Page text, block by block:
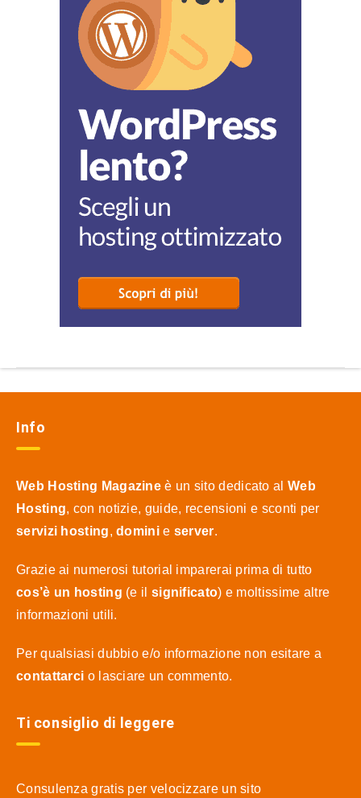
Info
Web Hosting Magazine è un sito dedicato al Web
Hosting, con notizie, guide, recensioni e sconti per
servizi hosting,dominie server.
Grazie ai numerosi tutorial imparerai prima di tutto
cos’è un hosting (e il significato) e moltissime altre
informazioni utili.
Per qualsiasi dubbio e/o informazione non esitare a
contattarci o lasciare un commento.
Ti consiglio di leggere
Consulenza gratis per velocizzare un sito